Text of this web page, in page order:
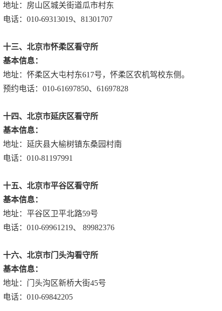
地址：房山区城关街道瓜市村东
电话：010-69313019、81301707
十三、北京市怀柔区看守所
基本信息：
地址：怀柔区大屯村东617号，怀柔区农机驾校东侧。
预约电话：010-61697850、61697828
十四、北京市延庆区看守所
基本信息：
地址：延庆县大榆树镇东桑园村南
电话：010-81197991
十五、北京市平谷区看守所
基本信息：
地址：平谷区卫平北路59号
电话：010-69961219、 89982376
十六、北京市门头沟看守所
基本信息：
地址：门头沟区新桥大街45号
电话：010-69842205